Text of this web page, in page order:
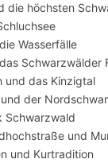
die höchsten
Wasserfälle
Schwarzwälder
und das Kinzigtal
der
Schwarzwald
und
und Kurtradition